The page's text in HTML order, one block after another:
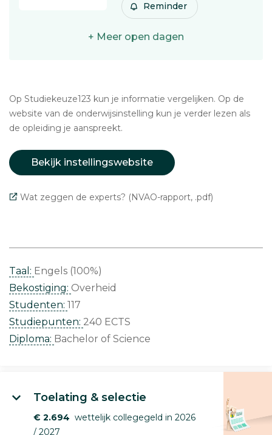
Reminder
+ Meer open dagen
Op Studiekeuze123 kun je informatie vergelijken. Op de
website van de onderwijsinstelling kun je verder lezen als
de opleiding je aanspreekt.
Bekijk instellingswebsite
Wat zeggen de experts? (NVAO-rapport, .pdf)
Taal: Engels (100%)
Bekostiging: Overheid
Studenten: 117
Studiepunten: 240 ECTS
Diploma: Bachelor of Science
Toelating & selectie
€ 2.694 wettelijk collegegeld in 2026
/ 2027